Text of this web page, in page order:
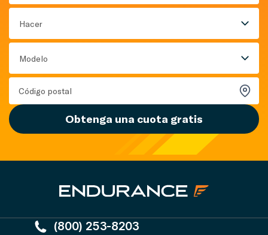
Hacer
Modelo
Obtenga una cuota gratis
(800) 253-8203